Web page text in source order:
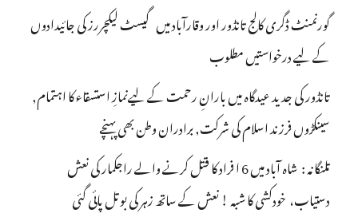
گورنمنٹ ڈگری کالج تانڈور اور وقارآباد میں گیسٹ لیکچررز کی جائیدادوں
کے لیے درخواستیں مطلوب
تانڈور کی جدید عیدگاہ میں بارانِ رحمت کے لیےنمازِ استسقاء کا اہتمام,
سینکڑوں فرزند اسلام کی شرکت, برادران وطن بھی پہنچے
تلنگانہ : شاہ آباد میں 6 ا فراد کا قتل کرنے والے راجکمار کی نعش
دستیاب، خودکشی کا شبہ ! نعش کے ساتھ زہر کی بوتل پائی گئی